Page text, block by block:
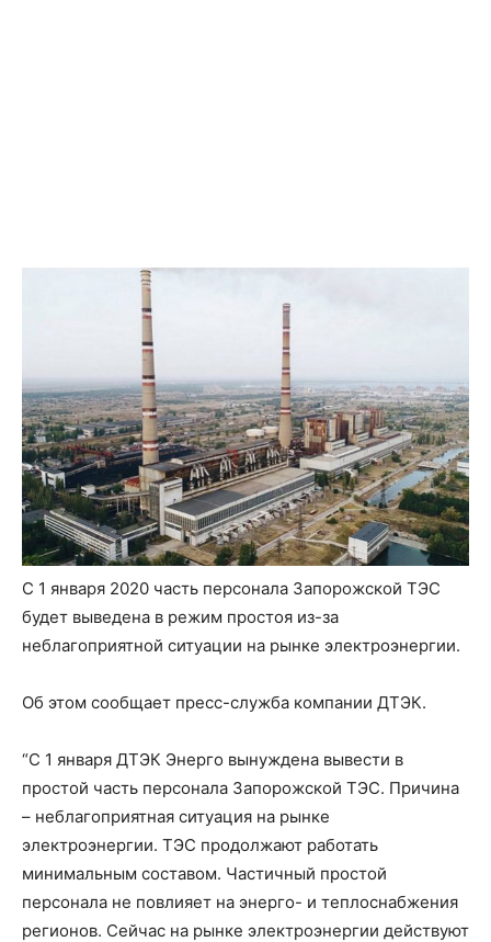
С 1 января 2020 часть персонала Запорожской ТЭС
будет выведена в режим простоя из-за
неблагоприятной ситуации на рынке электроэнергии.
Об этом сообщает пресс-служба компании ДТЭК.
“С 1 января ДТЭК Энерго вынуждена вывести в
простой часть персонала Запорожской ТЭС. Причина
– неблагоприятная ситуация на рынке
электроэнергии. ТЭС продолжают работать
минимальным составом. Частичный простой
персонала не повлияет на энерго- и теплоснабжения
регионов. Сейчас на рынке электроэнергии действуют